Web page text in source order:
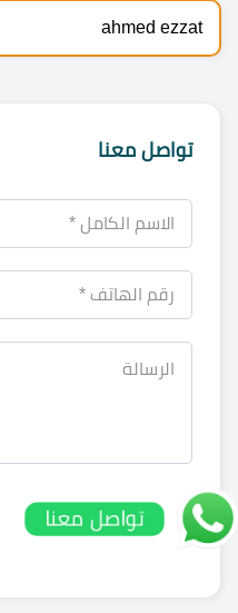
ahmed ezzat
تواصل معنا
تواصل معنا